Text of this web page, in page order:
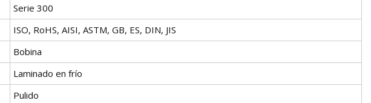
Serie 300
ISO, RoHS, AISI, ASTM, GB, ES, DIN, JIS
Bobina
Laminado en frío
Pulido